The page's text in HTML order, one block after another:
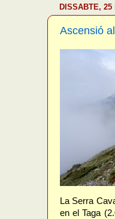
DISSABTE, 25
Ascensió
La Serra
en el Taga